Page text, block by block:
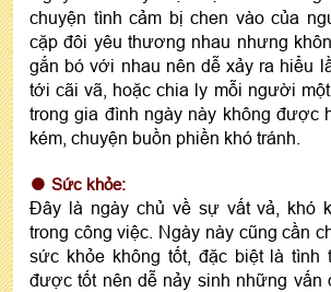
chuyện tình cảm bị chen vào của
cặp đôi yêu thương nhau nhưng
gắn bó với nhau nên dễ xảy ra hiểu
tới cãi vã, hoặc chia ly mỗi người
trong gia đình ngày này không được
kém, chuyện buồn phiền khó tránh.
Sức khỏe:
Đây là ngày chủ về sự vất vả, khó
trong công việc. Ngày này cũng cần
sức khỏe không tốt, đặc biệt là tình
được tốt nên dễ nảy sinh những vấn